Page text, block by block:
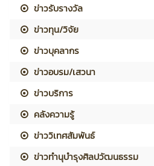
ข่าวรับรางวัล
ข่าวทุน/วิจัย
ข่าวบุคลากร
ข่าวอบรม/เสวนา
ข่าวบริการ
คลังความรู้
ข่าววิเทศสัมพันธ์
ข่าวทำนุบำรุงศิลปวัฒนธรรม